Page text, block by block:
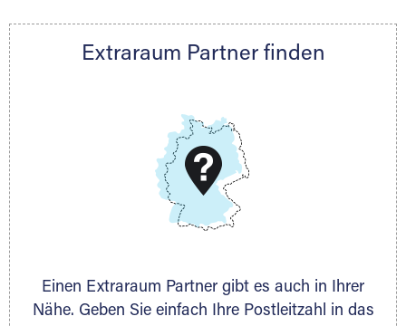
Telefon:+49 6145 5442 - 404
DMG Aktiengesellschaft
www.dmg-ag.com
Extraraum Partner finden
Einen Extraraum Partner gibt es auch in Ihrer
Nähe. Geben Sie einfach Ihre Postleitzahl in das